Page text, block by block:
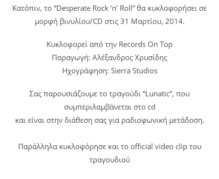
Κατόπιν, το “Desperate Rock ‘n’ Roll” θα κυκλοφορήσει σε
μορφή βινυλίου/CD στις 31 Μαρτίου, 2014.
Κυκλοφορεί από την Records On Top
Παραγωγή: Αλέξανδρος Χρυσίδης
Ηχογράφηση: Sierra Studios
Σας παρουσιάζουμε το τραγούδι “Lunatic”, που
συμπεριλαμβάνεται στο cd
και είναι στην διάθεση σας για ραδιοφωνική μετάδοση.
Παράλληλα κυκλοφόρησε και το official video clip του
τραγουδιού